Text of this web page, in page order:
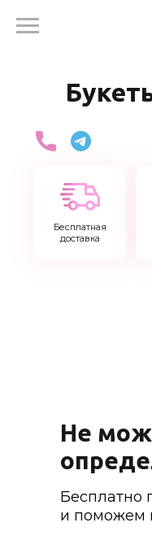
Бесплатная
доставка
Не
Бесплатно
и поможем